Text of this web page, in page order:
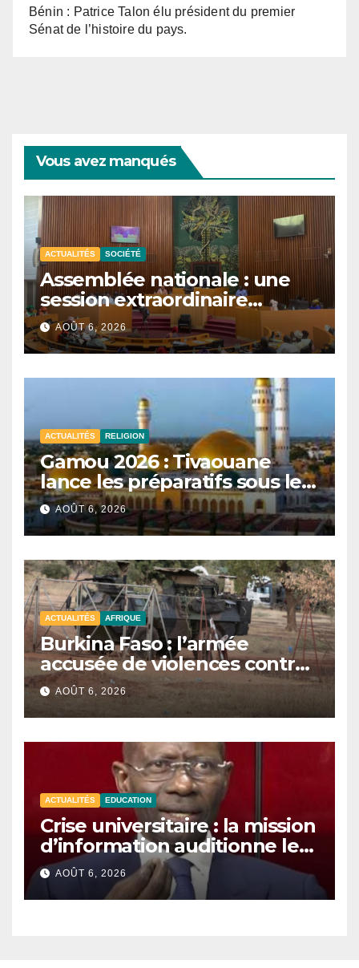
Bénin : Patrice Talon élu président du premier
Sénat de l’histoire du pays.
Vous avez manqués
ACTUALITÉS SOCIÉTÉ
Assemblée nationale : une
session extraordinaire
convoquée le 10 août avec
plusieurs commissions
d’enquête à l’ordre du jour.
AOÛT 6, 2026
ACTUALITÉS RELIGION
Gamou 2026 : Tivaouane
lance les préparatifs sous le
signe de l’unité et du Tawhid.
AOÛT 6, 2026
ACTUALITÉS AFRIQUE
Burkina Faso : l’armée
accusée de violences contre
des civils après une attaque
jihadiste.
AOÛT 6, 2026
ACTUALITÉS EDUCATION
Crise universitaire : la mission
d’information auditionne le
ministre Boubacar Camara.
AOÛT 6, 2026